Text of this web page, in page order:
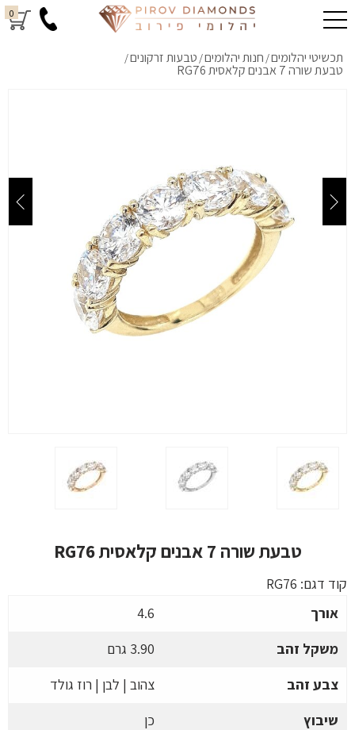
0
תכשיטי יהלומים/ חנות יהלומים/ טבעות זרקונים/
טבעת שורה 7 אבנים קלאסית RG76
טבעת שורה 7 אבנים קלאסית RG76
קוד דגם: RG76
אורך
4.6
משקל זהב
3.90 גרם
צבע זהב
צהוב | לבן | רוז גולד
שיבוץ
כן